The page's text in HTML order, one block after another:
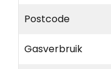
Postcode
Gasverbruik